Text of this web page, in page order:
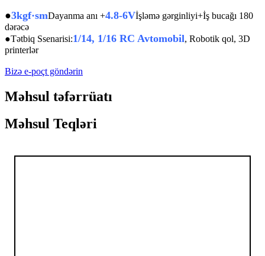
●3kgf·smDayanma anı +4.8-6Vİşləmə gərginliyi+İş bucağı 180
dərəcə
●Tətbiq Ssenarisi:1/14, 1/16 RC Avtomobil, Robotik qol, 3D
printerlər
Bizə e-poçt göndərin
Məhsul təfərrüatı
Məhsul Teqləri